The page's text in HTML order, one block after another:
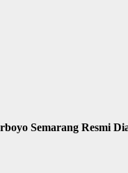
Semarang Resmi